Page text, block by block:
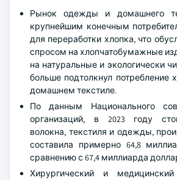
Рынок одежды и домашнего
крупнейшим конечным
для переработки хлопка, что
спросом на хлопчатобумажные
на натуральные и экологически
больше подтолкнул потребление
домашнем текстиле.
По данным Национального
организаций, в 2023 году
волокна, текстиля и одежды,
составила примерно 64,8
сравнению с 67,4 миллиарда
Хирургический и